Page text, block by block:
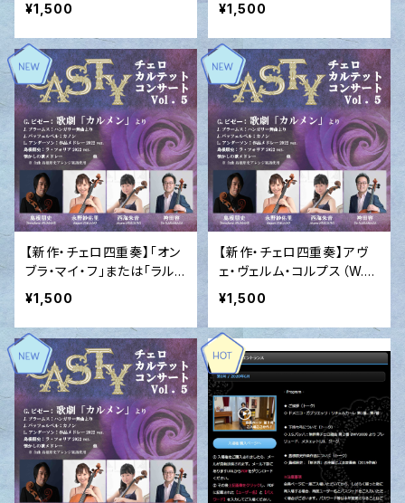
¥1,500 ¥1,500
【新作・チェロ四重奏】「オン
ブラ・マイ・フ」または「ラル
ゴ」（G.F.ヘンデル作曲）202
2 ver.
¥1,500
【新作・チェロ四重奏】アヴ
ェ・ヴェルム・コルプス（W.A.
モーツァルト作曲）2022 ve
¥1,500